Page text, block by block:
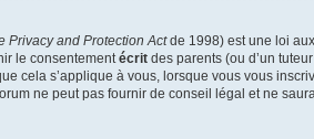
Privacy and Protection Actde 1998) est une loi
le consentementécrit des parents (ou d’un
cela s’applique à vous, lorsque vous vous
ne peut pas fournir de conseil légal et ne